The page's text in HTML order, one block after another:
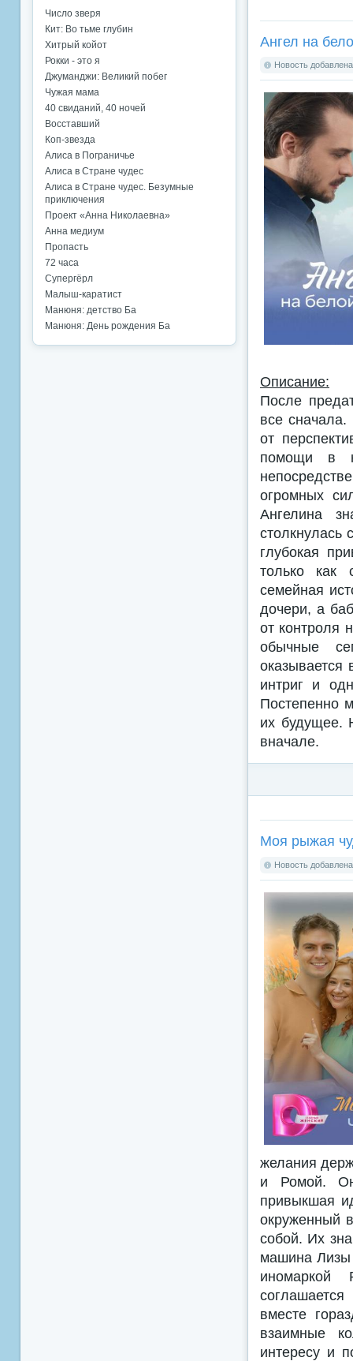
Ангел на
Новость
Описание:
После
все сначала.
от
помощи в
огромных
Ангелина
столкнулась
глубокая
только как
семейная
дочери, а
от контроля
обычные
оказывается
интриг и
Постепенно
их будущее.
вначале.
Моя рыжая
Новость
желания
и Ромой.
привыкшая
окруженный
собой. Их
машина Лизы
иномаркой
вместе
взаимные
интересу и
Число зверя
Кит: Во тьме глубин
Хитрый койот
Рокки - это я
Джуманджи: Великий побег
Чужая мама
40 свиданий, 40 ночей
Восставший
Коп-звезда
Алиса в Пограничье
Алиса в Стране чудес
Алиса в Стране чудес. Безумные
приключения
Проект «Анна Николаевна»
Анна медиум
Пропасть
72 часа
Супергёрл
Малыш-каратист
Манюня: детство Ба
Манюня: День рождения Ба